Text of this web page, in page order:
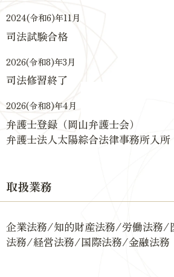
2024(令和6)年11月
司法試験合格
2026(令和8)年3月
司法修習終了
2026(令和8)年4月
弁護士登録（岡山弁護士会）
弁護士法人太陽綜合法律事務所入所
取扱業務
企業法務/知的財産法務/労働法務/
法務/経営法務/国際法務/金融法務